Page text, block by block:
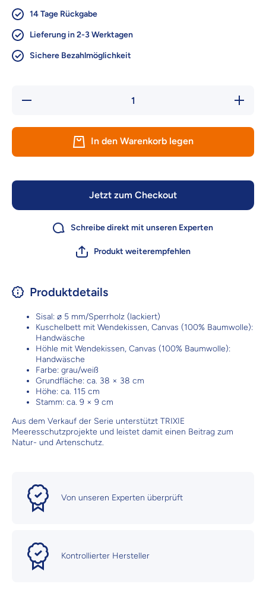
14 Tage Rückgabe
Lieferung in 2-3 Werktagen
Sichere Bezahlmöglichkeit
Verringere
Erhöhe
Menge
In den Warenkorb legen
Jetzt zum Checkout
Schreibe direkt mit unseren Experten
Produkt weiterempfehlen
Produktdetails
Sisal: ø 5 mm/Sperrholz (lackiert)
Kuschelbett mit Wendekissen, Canvas (100% Baumwolle):
Handwäsche
Höhle mit Wendekissen, Canvas (100% Baumwolle):
Handwäsche
Farbe: grau/weiß
Grundfläche: ca. 38 × 38 cm
Höhe: ca. 115 cm
Stamm: ca. 9 × 9 cm
Aus dem Verkauf der Serie unterstützt TRIXIE
Meeresschutzprojekte und leistet damit einen Beitrag zum
Natur- und Artenschutz.
Von unseren Experten überprüft
Kontrollierter Hersteller